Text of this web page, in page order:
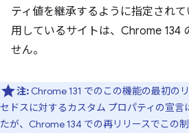
ティ値を継承するように指定され
用しているサイトは、Chrome 134
せん。
注: Chrome 131 でのこの機能の最初の
セドスに対するカスタム プロパティの宣言
たが、Chrome 134 での再リリースでこの